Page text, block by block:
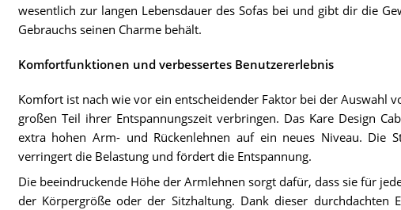
wesentlich zur langen Lebensdauer des Sofas bei und gibt dir die
Gebrauchs seinen Charme behält.
Komfortfunktionen und verbessertes Benutzererlebnis
Komfort ist nach wie vor ein entscheidender Faktor bei der Auswahl
großen Teil ihrer Entspannungszeit verbringen. Das Kare Design
extra hohen Arm- und Rückenlehnen auf ein neues Niveau. Die
verringert die Belastung und fördert die Entspannung.
Die beeindruckende Höhe der Armlehnen sorgt dafür, dass sie für
der Körpergröße oder der Sitzhaltung. Dank dieser durchdachten